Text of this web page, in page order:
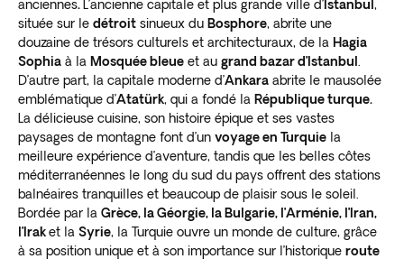
anciennes. L’ancienne capitale et plus grande ville d’ Istanbul ,
située sur le détroit sinueux du Bosphore, abrite une
douzaine de trésors culturels et architecturaux, de la Hagia
Sophia à la Mosquée bleue et au grand bazar d’Istanbul
D’autre part, la capitale moderne d’Ankara abrite le mausolée
emblématique d’Atatürk, qui a fondé la République turque.
La délicieuse cuisine, son histoire épique et ses vastes
paysages de montagne font d’un voyage en Turquie la
meilleure expérience d’aventure, tandis que les belles côtes
méditerranéennes le long du sud du pays offrent des stations
balnéaires tranquilles et beaucoup de plaisir sous le soleil.
Bordée par la Grèce, la Géorgie, la Bulgarie, l’Arménie, l’Iran,
l’Iraket la Syrie, la Turquie ouvre un monde de culture, grâce
à sa position unique et à son importance sur l’historique route